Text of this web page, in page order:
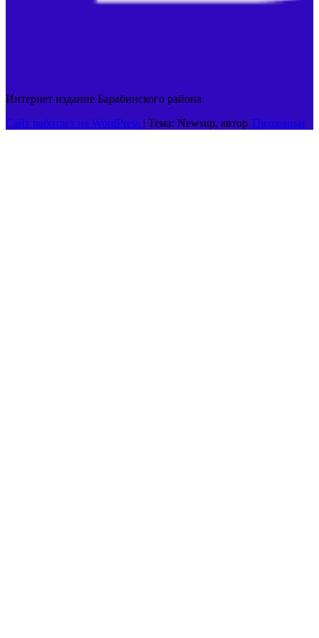
Интернет издание Барабинского района
Сайт работает на WordPress | Тема: Newsup, автор Themeansar